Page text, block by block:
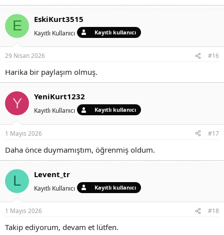
E EskiKurt3515
Kayıtlı Kullanıcı Kayıtlı kullanıcı
29 Nisan 2026 #16
Harika bir paylaşım olmuş.
Y YeniKurt1232
Kayıtlı Kullanıcı Kayıtlı kullanıcı
1 Mayıs 2026 #17
Daha önce duymamıştım, öğrenmiş oldum.
L Levent_tr
Kayıtlı Kullanıcı Kayıtlı kullanıcı
1 Mayıs 2026 #18
Takip ediyorum, devam et lütfen.